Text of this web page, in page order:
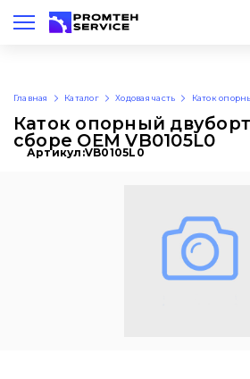
Рус
Главная Каталог Ходовая часть Каток
Каток опорный
сборе OEM VB0105L0
Артикул:VB0105L0